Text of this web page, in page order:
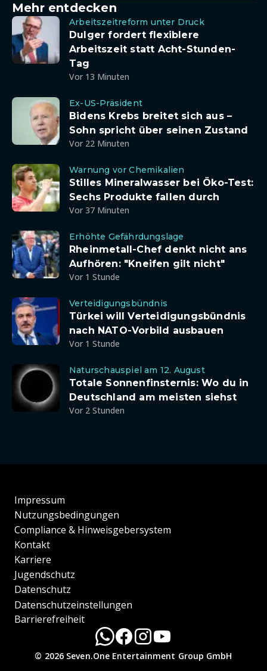
Mehr entdecken
Arbeitszeitreform unter Druck
Dulger fordert flexiblere
Arbeitszeit statt Acht-Stunden-
Tag
Vor 13 Minuten
Ex-US-Präsident
Bidens Krebs breitet sich aus –
Sohn spricht über seinen Zustand
Vor 22 Minuten
Warnung vor Chemikalien
Stilles Mineralwasser bei Öko-Test:
Sechs Produkte fallen durch
Vor 37 Minuten
Erhöhte Gefährdungslage
Rheinmetall-Chef denkt nicht ans
Aufhören: "Kneifen gilt nicht"
Vor 1 Stunde
Verteidigungsbündnis
Türkei will Verteidigungsbündnis
nach NATO-Vorbild ausbauen
Vor 1 Stunde
Naturschauspiel am 12. August
Totale Sonnenfinsternis: Wo du in
Deutschland am meisten siehst
Vor 2 Stunden
Impressum
Nutzungsbedingungen
Compliance & Hinweisgebersystem
Kontakt
Karriere
Jugendschutz
Datenschutz
Datenschutzeinstellungen
Barrierefreiheit
© 2026 Seven.One Entertainment Group GmbH